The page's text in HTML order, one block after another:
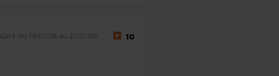
Garé du 19/07/26 au 27/07/26 10